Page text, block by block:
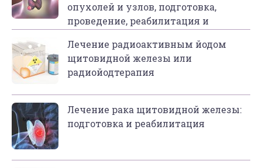
опухолей и узлов, подготовка,
проведение, реабилитация и
Лечение радиоактивным йодом
щитовидной железы или
радиойодтерапия
Лечение рака щитовидной железы:
подготовка и реабилитация